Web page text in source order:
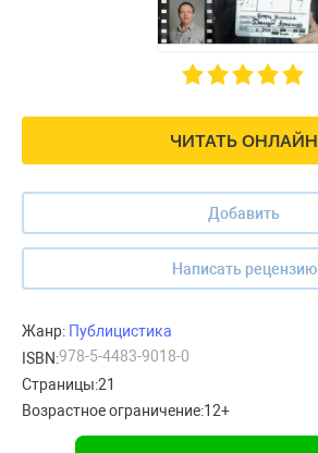
ЧИТАТЬ ОНЛАЙН
Добавить
Написать рецензию
Жанр: Публицистика
ISBN:978-5-4483-9018-0
Страницы:21
Возрастное ограничение:12+